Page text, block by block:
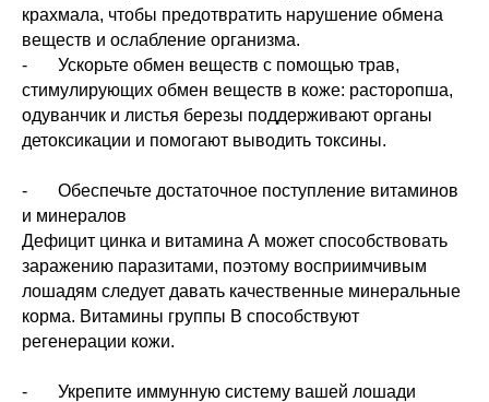
крахмала, чтобы предотвратить нарушение обмена
веществ и ослабление организма.
- Ускорьте обмен веществ с помощью трав,
стимулирующих обмен веществ в коже: расторопша,
одуванчик и листья березы поддерживают органы
детоксикации и помогают выводить токсины.
- Обеспечьте достаточное поступление витаминов
и минералов
Дефицит цинка и витамина А может способствовать
заражению паразитами, поэтому восприимчивым
лошадям следует давать качественные минеральные
корма. Витамины группы В способствуют
регенерации кожи.
- Укрепите иммунную систему вашей лошади